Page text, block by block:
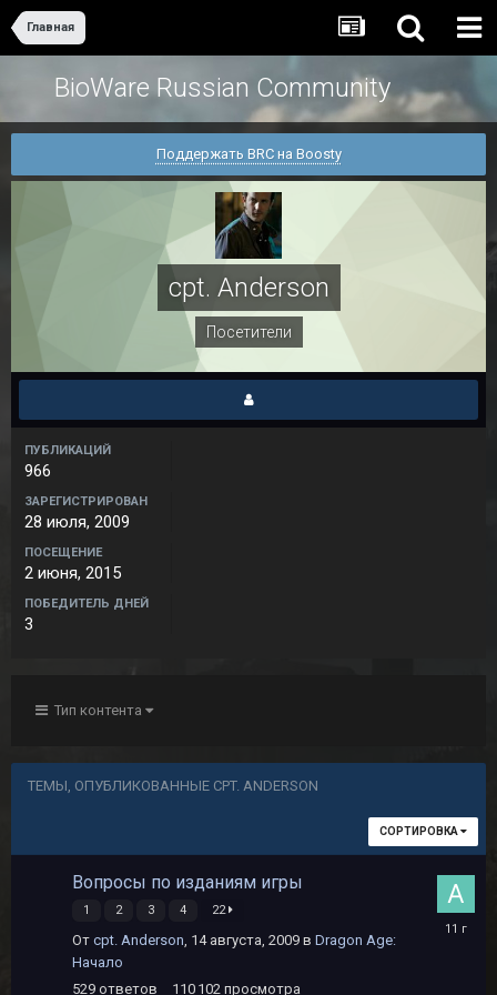
Главная
BioWare Russian Community
Поддержать BRC на Boosty
cpt. Anderson
Посетители
ПУБЛИКАЦИЙ
966
ЗАРЕГИСТРИРОВАН
28 июля, 2009
ПОСЕЩЕНИЕ
2 июня, 2015
ПОБЕДИТЕЛЬ ДНЕЙ
3
Тип контента
ТЕМЫ, ОПУБЛИКОВАННЫЕ CPT. ANDERSON
СОРТИРОВКА
Вопросы по изданиям игры
1 2 3 4 22
От cpt. Anderson, 14 августа, 2009 в Dragon Age:
Начало
529 ответов 110 102 просмотра